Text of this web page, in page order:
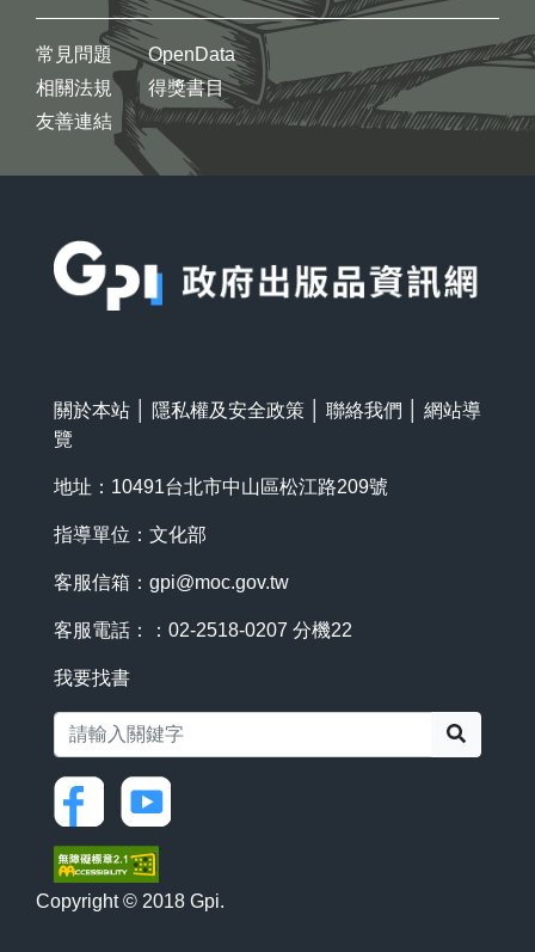
常見問題
相關法規
友善連結
OpenData
得獎書目
關於本站 隱私權及安全政策 聯絡我們
網站導
覽
地址：10491台北市中山區松江路209號
指導單位：文化部
客服信箱： gpi@moc.gov.tw
客服電話：：02-2518-0207 分機22
我要找書
Copyright © 2018 Gpi.